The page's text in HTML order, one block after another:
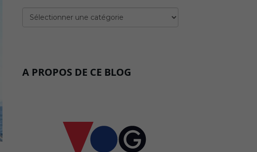
Catégories
A PROPOS DE CE BLOG